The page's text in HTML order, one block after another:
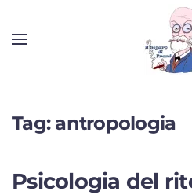
Tag: antropologia
Psicologia del